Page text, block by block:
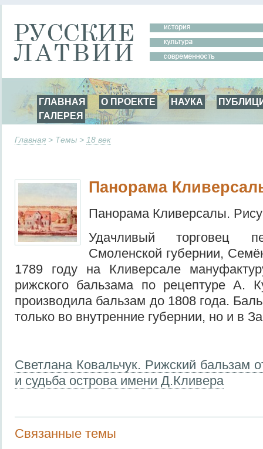
ГЛАВНАЯ О ПРОЕКТЕ НАУКА
ГАЛЕРЕЯ
Главная > Темы > 18 век
Панорама
Панорама Кливерсалы.
Удачливый торговец
Смоленской губернии,
1789 году на Кливерсале
рижского бальзама по рецептуре А.
производила бальзам до 1808 года.
только во внутренние губернии, но и в
Светлана Ковальчук. Рижский бальзам
и судьба острова имени Д.Кливера
Связанные темы